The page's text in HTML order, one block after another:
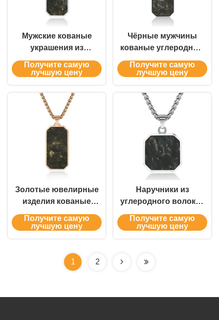
Мужские кованые
украшения из
углеродного волокна
Получите самую
лучшую цену
Чёрные мужчины
кованые углеродные
волокна подвеска
цепочка ожерелье
принадлежности
Получите самую
лучшую цену
Золотые ювелирные
изделия кованые
карбонные волокна
подвески мужской
годовщины
Получите самую
лучшую цену
Наручники из
углеродного волокна
для мужчин
Получите самую
лучшую цену
1 2